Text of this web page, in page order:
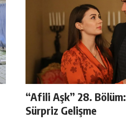
“Afili Aşk” 28. Bölüm:
Sürpriz Gelişme